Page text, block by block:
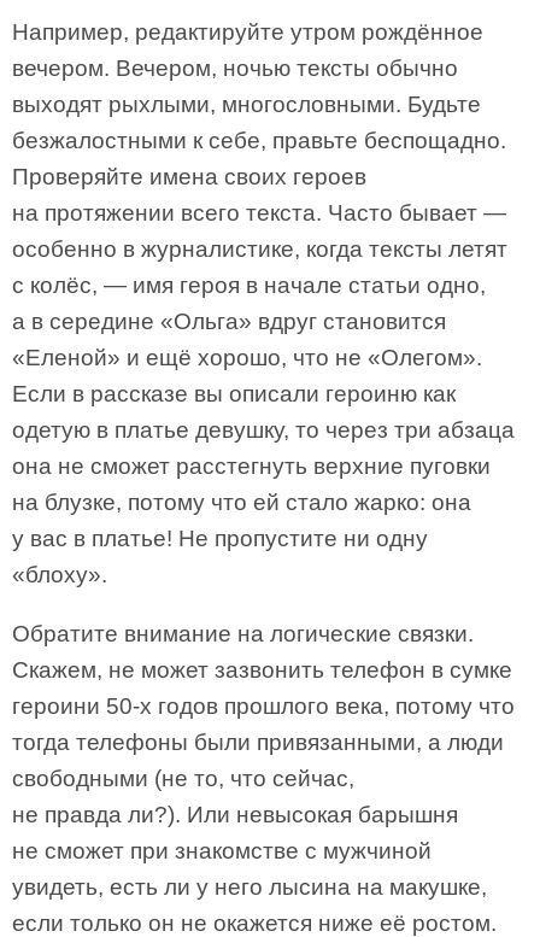
Например, редактируйте утром рождённое
вечером. Вечером, ночью тексты обычно
выходят рыхлыми, многословными. Будьте
безжалостными к себе, правьте беспощадно.
Проверяйте имена своих героев
на протяжении всего текста. Часто бывает —
особенно в журналистике, когда тексты летят
с колёс, — имя героя в начале статьи одно,
а в середине «Ольга» вдруг становится
«Еленой» и ещё хорошо, что не «Олегом».
Если в рассказе вы описали героиню как
одетую в платье девушку, то через три абзаца
она не сможет расстегнуть верхние пуговки
на блузке, потому что ей стало жарко: она
у вас в платье! Не пропустите ни одну
«блоху».
Обратите внимание на логические связки.
Скажем, не может зазвонить телефон в сумке
героини 50-х годов прошлого века, потому что
тогда телефоны были привязанными, а люди
свободными (не то, что сейчас,
не правда ли?). Или невысокая барышня
не сможет при знакомстве с мужчиной
увидеть, есть ли у него лысина на макушке,
если только он не окажется ниже её ростом.